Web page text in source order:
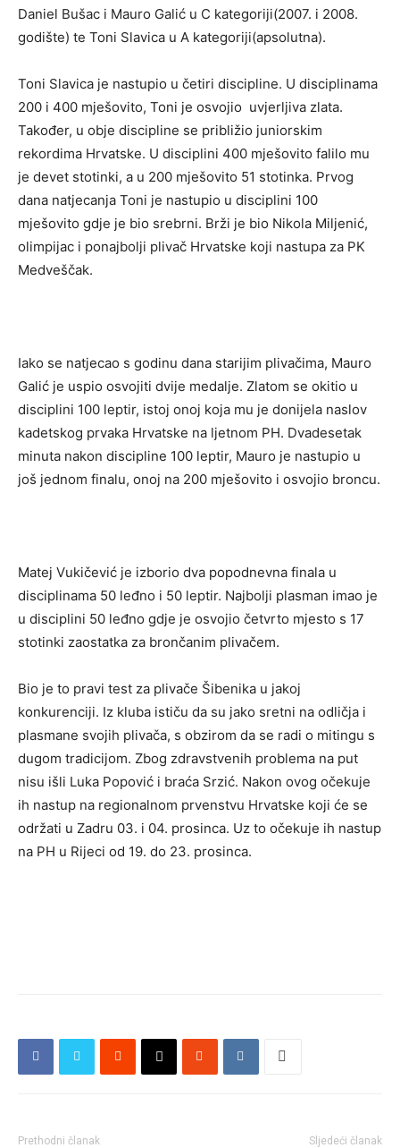
Daniel Bušac i Mauro Galić u C kategoriji(2007. i 2008.
godište) te Toni Slavica u A kategoriji(apsolutna).
Toni Slavica je nastupio u četiri discipline. U disciplinama
200 i 400 mješovito, Toni je osvojio uvjerljiva zlata.
Također, u obje discipline se približio juniorskim
rekordima Hrvatske. U disciplini 400 mješovito falilo mu
je devet stotinki, a u 200 mješovito 51 stotinka. Prvog
dana natjecanja Toni je nastupio u disciplini 100
mješovito gdje je bio srebrni. Brži je bio Nikola Miljenić,
olimpijac i ponajbolji plivač Hrvatske koji nastupa za PK
Medveščak.
Iako se natjecao s godinu dana starijim plivačima, Mauro
Galić je uspio osvojiti dvije medalje. Zlatom se okitio u
disciplini 100 leptir, istoj onoj koja mu je donijela naslov
kadetskog prvaka Hrvatske na ljetnom PH. Dvadesetak
minuta nakon discipline 100 leptir, Mauro je nastupio u
još jednom finalu, onoj na 200 mješovito i osvojio broncu.
Matej Vukičević je izborio dva popodnevna finala u
disciplinama 50 leđno i 50 leptir. Najbolji plasman imao je
u disciplini 50 leđno gdje je osvojio četvrto mjesto s 17
stotinki zaostatka za brončanim plivačem.
Bio je to pravi test za plivače Šibenika u jakoj
konkurenciji. Iz kluba ističu da su jako sretni na odličja i
plasmane svojih plivača, s obzirom da se radi o mitingu s
dugom tradicijom. Zbog zdravstvenih problema na put
nisu išli Luka Popović i braća Srzić. Nakon ovog očekuje
ih nastup na regionalnom prvenstvu Hrvatske koji će se
održati u Zadru 03. i 04. prosinca. Uz to očekuje ih nastup
na PH u Rijeci od 19. do 23. prosinca.
Prethodni članak Sljedeći članak